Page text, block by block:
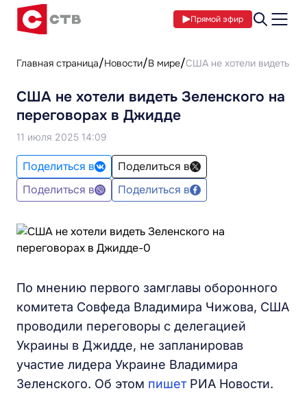
Прямой эфир
Главная страница Новости В мире США не хотели видеть
США не хотели видеть Зеленского на
переговорах в Джидде
11 июля 2025 14:09
Поделиться в
Поделиться в
Поделиться в
Поделиться в
По мнению первого замглавы оборонного
комитета Совфеда Владимира Чижова, США
проводили переговоры с делегацией
Украины в Джидде, не запланировав
участие лидера Украине Владимира
Зеленского. Об этом пишет РИА Новости.